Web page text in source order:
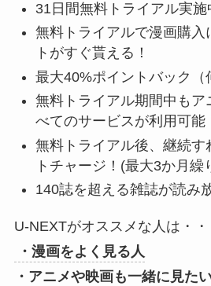
31日間無料トライアル実施
無料トライアルで漫画購入
トがすぐ貰える！
最大40%ポイントバック（
無料トライアル期間中もア
べてのサービスが利用可能
無料トライアル後、継続す
トチャージ！(最大3か月繰
140誌を超える雑誌が読み
U-NEXTがオススメな人は・・
・漫画をよく見る人
・アニメや映画も一緒に見た